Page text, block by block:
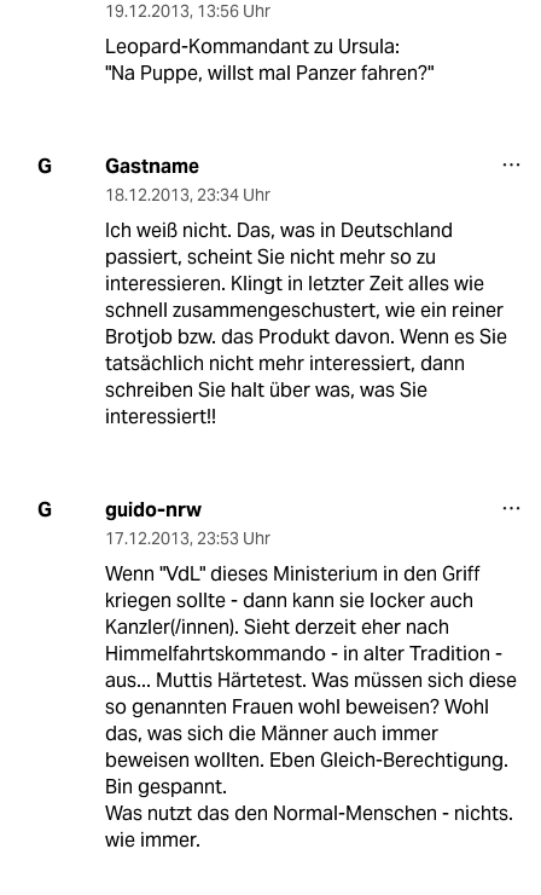
19.12.2013, 13:56 Uhr
Leopard-Kommandant zu Ursula:
"Na Puppe, willst mal Panzer fahren?"
G Gastname
18.12.2013, 23:34 Uhr
Ich weiß nicht. Das, was in Deutschland
passiert, scheint Sie nicht mehr so zu
interessieren. Klingt in letzter Zeit alles wie
schnell zusammengeschustert, wie ein reiner
Brotjob bzw. das Produkt davon. Wenn es Sie
tatsächlich nicht mehr interessiert, dann
schreiben Sie halt über was, was Sie
interessiert!!
G guido-nrw
17.12.2013, 23:53 Uhr
Wenn "VdL" dieses Ministerium in den Griff
kriegen sollte - dann kann sie locker auch
Kanzler(/innen). Sieht derzeit eher nach
Himmelfahrtskommando - in alter Tradition -
aus... Muttis Härtetest. Was müssen sich diese
so genannten Frauen wohl beweisen? Wohl
das, was sich die Männer auch immer
beweisen wollten. Eben Gleich-Berechtigung.
Bin gespannt.
Was nutzt das den Normal-Menschen - nichts.
wie immer.